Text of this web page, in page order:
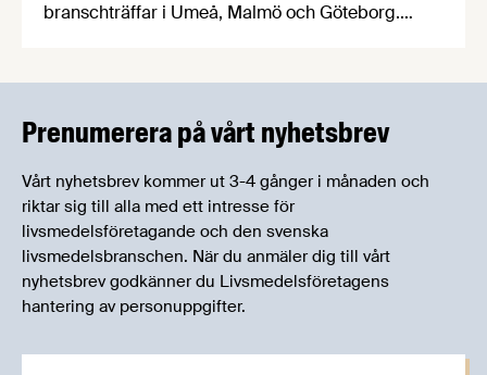
branschträffar i Umeå, Malmö och Göteborg.
Prenumerera på vårt nyhetsbrev
Vårt nyhetsbrev kommer ut 3-4 gånger i månaden och
riktar sig till alla med ett intresse för
livsmedelsföretagande och den svenska
livsmedelsbranschen. När du anmäler dig till vårt
nyhetsbrev godkänner du Livsmedelsföretagens
hantering av personuppgifter.